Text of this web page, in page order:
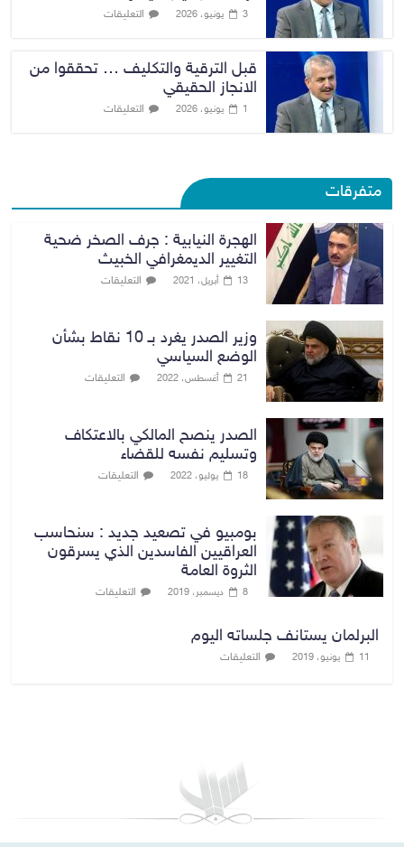
3 يونيو، 2026 التعليقات
قبل الترقية والتكليف … تحققوا من
الانجاز الحقيقي
1 يونيو، 2026 التعليقات
متفرقات
الهجرة النيابية : جرف الصخر ضحية
التغيير الديمغرافي الخبيث
13 أبريل، 2021 التعليقات
وزير الصدر يغرد بـ 10 نقاط بشأن
الوضع السياسي
21 أغسطس، 2022 التعليقات
الصدر ينصح المالكي بالاعتكاف
وتسليم نفسه للقضاء
18 يوليو، 2022 التعليقات
بومبيو في تصعيد جديد : سنحاسب
العراقيين الفاسدين الذي يسرقون
الثروة العامة
8 ديسمبر، 2019 التعليقات
البرلمان يستانف جلساته اليوم
11 يونيو، 2019 التعليقات